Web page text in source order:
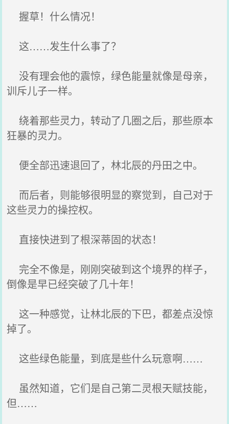
握草！什么情况！
这……发生什么事了？
没有理会他的震惊，绿色能量就像是母亲，
训斥儿子一样。
绕着那些灵力，转动了几圈之后，那些原本
狂暴的灵力。
便全部迅速退回了，林北辰的丹田之中。
而后者，则能够很明显的察觉到，自己对于
这些灵力的操控权。
直接快进到了根深蒂固的状态！
完全不像是，刚刚突破到这个境界的样子，
倒像是早已经突破了几十年！
这一种感觉，让林北辰的下巴，都差点没惊
掉了。
这些绿色能量，到底是些什么玩意啊……
虽然知道，它们是自己第二灵根天赋技能，
但……